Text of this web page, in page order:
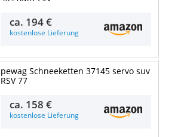
ca. 194 €
kostenlose Lieferung
pewag Schneeketten 37145 servo suv
RSV 77
ca. 158 €
kostenlose Lieferung